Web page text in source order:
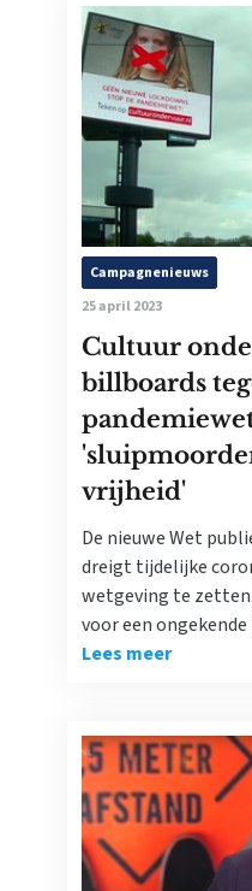
Campagnenieuws
25 april 2023
Cultuur
billboards
vrijheid'
De nieuwe Wet
dreigt tijdelijke
wetgeving te
voor een
Lees meer